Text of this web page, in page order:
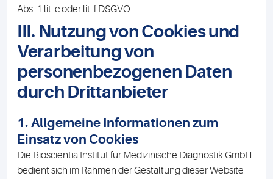
Abs. 1 lit. c oder lit. f DSGVO.
III. Nutzung von Cookies und
Verarbeitung von
personenbezogenen Daten
durch Drittanbieter
1. Allgemeine Informationen zum
Einsatz von Cookies
Die Bioscientia Institut für Medizinische Diagnostik GmbH
bedient sich im Rahmen der Gestaltung dieser Website